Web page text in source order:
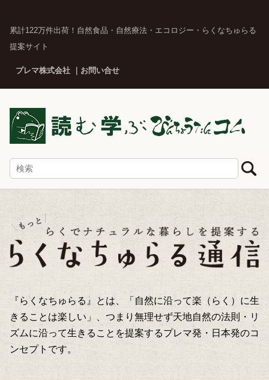
累計122万件出荷！自然食品・自然療法・エコロジー・らくなちゅらる
提案サイト
プレマ株式会社 お問い合せ
『らくなちゅらる』とは、「自然に沿って楽（らく）に生
きることは楽しい」、つまり無理せず天地自然の法則・リ
ズムに沿って生きることを提案するプレマ発・日本発のコ
ンセプトです。